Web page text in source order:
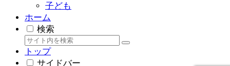
子ども
ホーム
検索
トップ
サイドバー